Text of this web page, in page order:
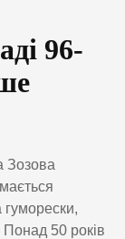
96-
Зозова
Понад 50 років